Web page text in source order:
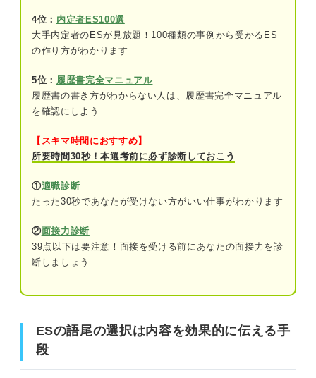
ESの「ですます」「である」を使い分ける4つのテ
クニック
ESの項目で語尾を選ぶ
油断はNG！ 「ですます調」含めた3つの注意点
語尾の不揃いに注意する
注意する
ESに「ですます」「である」を用いた項目ごとの
4位： 内定者ES100選
大手内定者のESが見放題！100種類の事例から受かるES
の作り方がわかります
5位： 履歴書完全マニュアル
履歴書の書き方がわからない人は、履歴書完全マニュアル
を確認にしよう
【スキマ時間におすすめ】
所要時間30秒！本選考前に必ず診断しておこう
①適職診断
たった30秒であなたが受けない方がいい仕事がわかります
②面接力診断
39点以下は要注意！面接を受ける前にあなたの面接力を診
断しましょう
ESの語尾の選択は内容を効果的に伝える手
段
ESの語尾の選択は内容を効果的に伝える手段
迷ったら「ですます調」に！ ESの語尾は状況によって使
い分けよう